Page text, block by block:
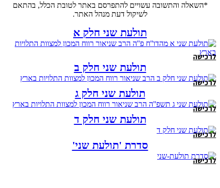
*השאלה והתשובה עשויים להתפרסם באתר לטובת הכלל, בהתאם
לשיקול דעת מנהל האתר.
תולעת שני חלק א
לרכישה
תולעת שני חלק ב
לרכישה
תולעת שני חלק ג
לרכישה
תולעת שני חלק ד
לרכישה
סדרת 'תולעת שני'
לרכישה